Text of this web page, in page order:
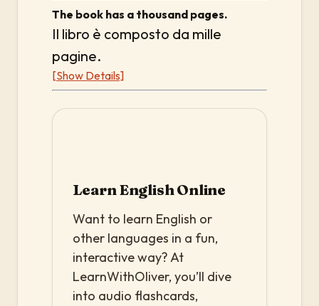
The book has a thousand pages.
Il libro è composto da mille
pagine.
[Show Details]
Learn English Online
Want to learn English or
other languages in a fun,
interactive way? At
LearnWithOliver, you’ll dive
into audio flashcards,